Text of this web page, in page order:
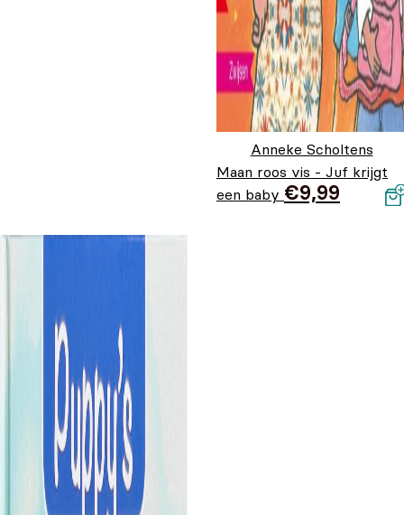
Anneke Scholtens
Maan roos vis - Juf krijgt
een baby €9,99